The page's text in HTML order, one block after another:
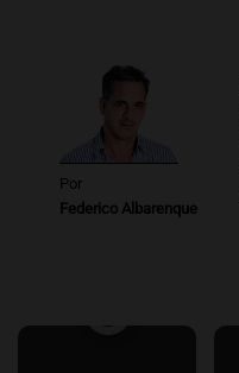
Por
Federico Albarenque